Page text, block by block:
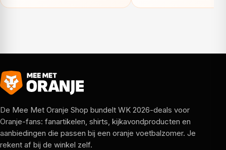
De Mee Met Oranje Shop bundelt WK 2026-deals voor
Oranje-fans: fanartikelen, shirts, kijkavondproducten en
aanbiedingen die passen bij een oranje voetbalzomer. Je
rekent af bij de winkel zelf.